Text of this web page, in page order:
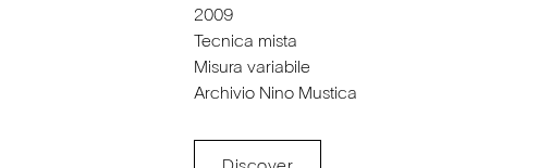
2009
Tecnica mista
Misura variabile
Archivio Nino Mustica